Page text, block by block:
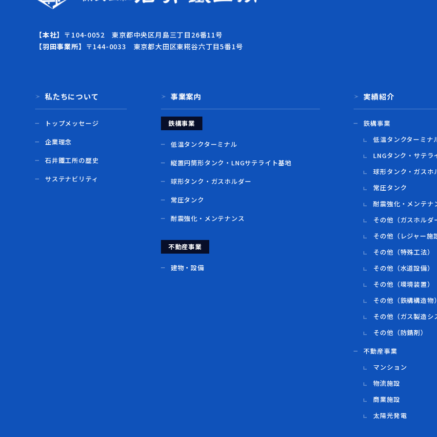
【本社】 〒104-0052 東京都中央区月島三丁目26番11号
【羽田事業所】 〒144-0033 東京都大田区東糀谷六丁目5番1号
私たちについて
トップメッセージ
企業理念
石井鐵工所の歴史
サステナビリティ
事業案内
鉄構事業
低温タンクターミナル
縦置円筒形タンク・LNGサテライト基地
球形タンク・ガスホルダー
常圧タンク
耐震強化・メンテナンス
不動産事業
建物・設備
実績紹介
鉄構事業
低温タンクターミナ
LNGタンク・サテラ
球形タンク・ガスホ
常圧タンク
耐震強化・メンテナ
その他（ガスホルダ
その他（レジャー施
その他（特殊工法）
その他（水道設備）
その他（環境装置）
その他（鉄構構造物）
その他（ガス製造シ
その他（防錆剤）
不動産事業
マンション
物流施設
商業施設
太陽光発電